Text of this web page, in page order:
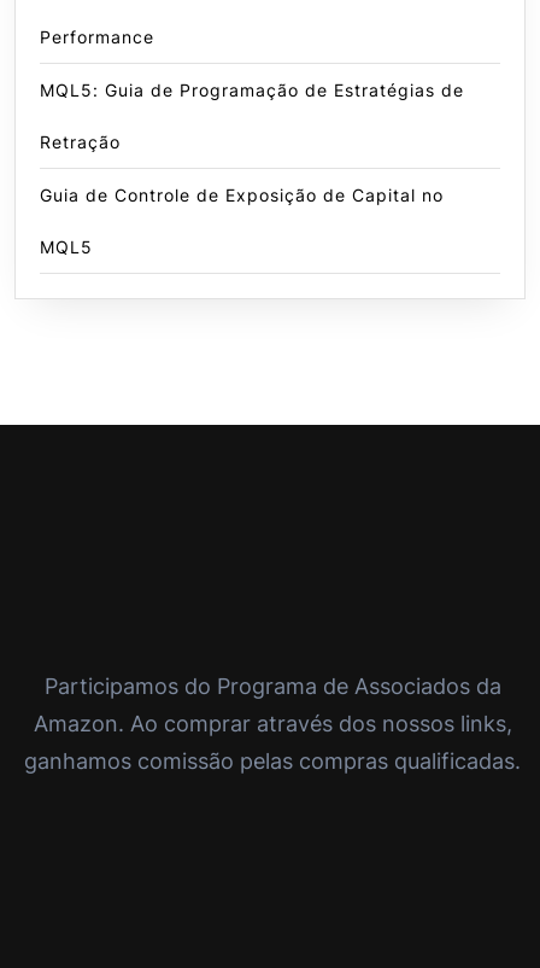
Performance
MQL5: Guia de Programação de Estratégias de
Retração
Guia de Controle de Exposição de Capital no
MQL5
Participamos do Programa de Associados da
Amazon. Ao comprar através dos nossos links,
ganhamos comissão pelas compras qualificadas.